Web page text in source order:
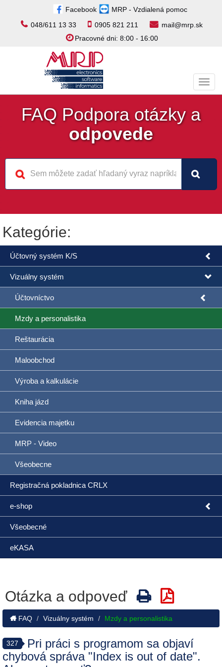
Facebook
MRP - Vzdialená pomoc
048/611 13 33
0905 821 211
mail@mrp.sk
Pracovné dni: 8:00 - 16:00
FAQ Podpora otázky a
odpovede
Kategórie:
Účtovný systém K/S
Vizuálny systém
Účtovníctvo
Mzdy a personalistika
Reštaurácia
Maloobchod
Výroba a kalkulácie
Kniha jázd
Evidencia majetku
MRP - Video
Všeobecne
Registračná pokladnica CRLX
e-shop
Všeobecné
eKASA
Otázka a odpoveď
FAQ Vizuálny systém Mzdy a personalistika
327
Pri práci s programom sa objaví
chybová správa "Index is out of date".